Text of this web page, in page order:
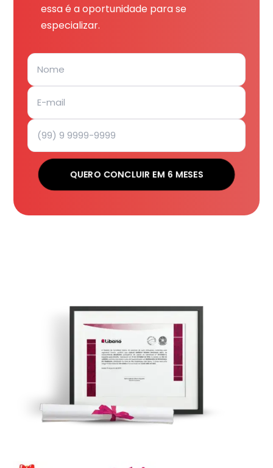
essa é a oportunidade para se
especializar.
QUERO CONCLUIR EM 6 MESES